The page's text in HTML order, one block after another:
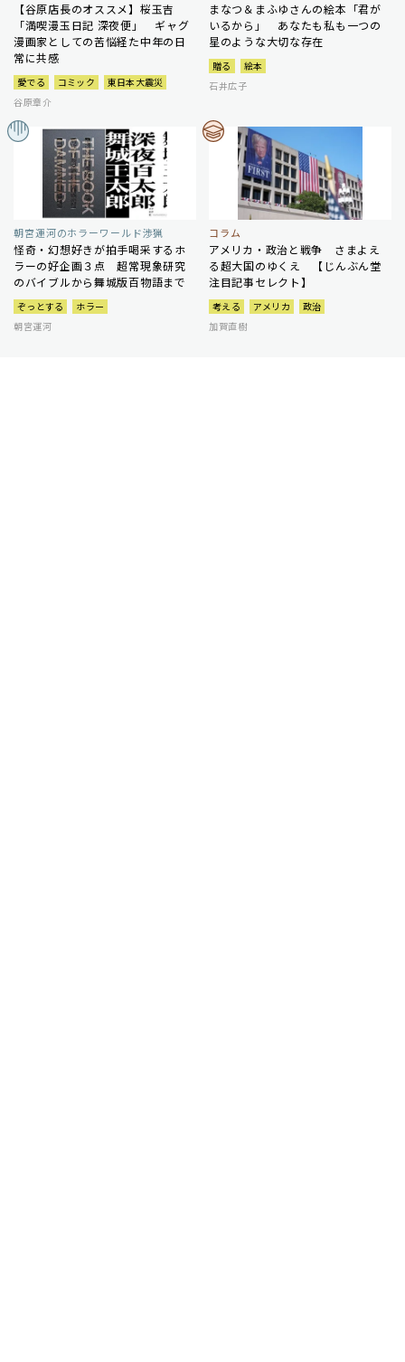
【谷原店長のオススメ】桜玉吉
「満喫漫玉日記 深夜便」 ギャグ
漫画家としての苦悩経た中年の日
常に共感
愛でる コミック
東日本大震災
谷原章介
まなつ＆まふゆさんの絵本「君が
いるから」 あなたも私も一つの
星のような大切な存在
贈る
絵本
石井広子
朝宮運河のホラーワールド渉猟
怪奇・幻想好きが拍手喝采するホ
ラーの好企画３点 超常現象研究
のバイブルから舞城版百物語まで
ぞっとする
ホラー
朝宮運河
コラム
アメリカ・政治と戦争 さまよえ
る超大国のゆくえ 【じんぶん堂
注目記事セレクト】
考える アメリカ
政治
加賀直樹